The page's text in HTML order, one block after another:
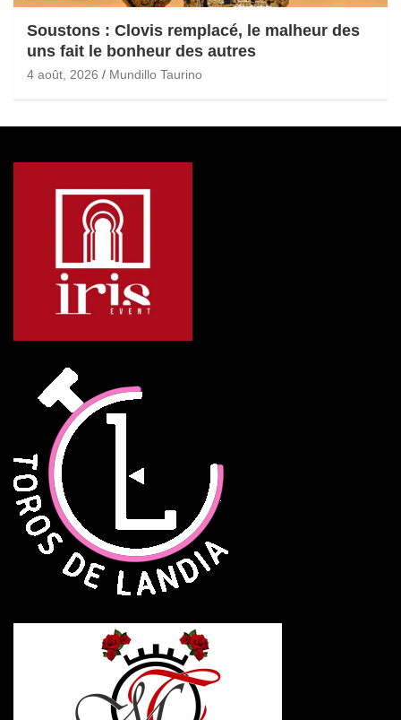
Soustons : Clovis remplacé, le malheur des
uns fait le bonheur des autres
4 août, 2026 Mundillo Taurino